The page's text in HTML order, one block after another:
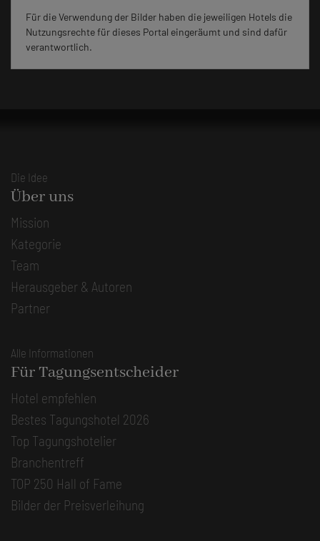
Für die Verwendung der Bilder haben die jeweiligen Hotels die
Nutzungsrechte für dieses Portal eingeräumt und sind dafür
verantwortlich.
Die Idee
Über uns
Mission
Kategorie
Team
Herausgeber & Autoren
Partner
Alle Informationen
Für Tagungsentscheider
Hotel empfehlen
Bestes Tagungshotel 2026
Top Tagungshotelier
Branchentreff
TOP 250 Hall of Fame
Bilder der Preisverleihung